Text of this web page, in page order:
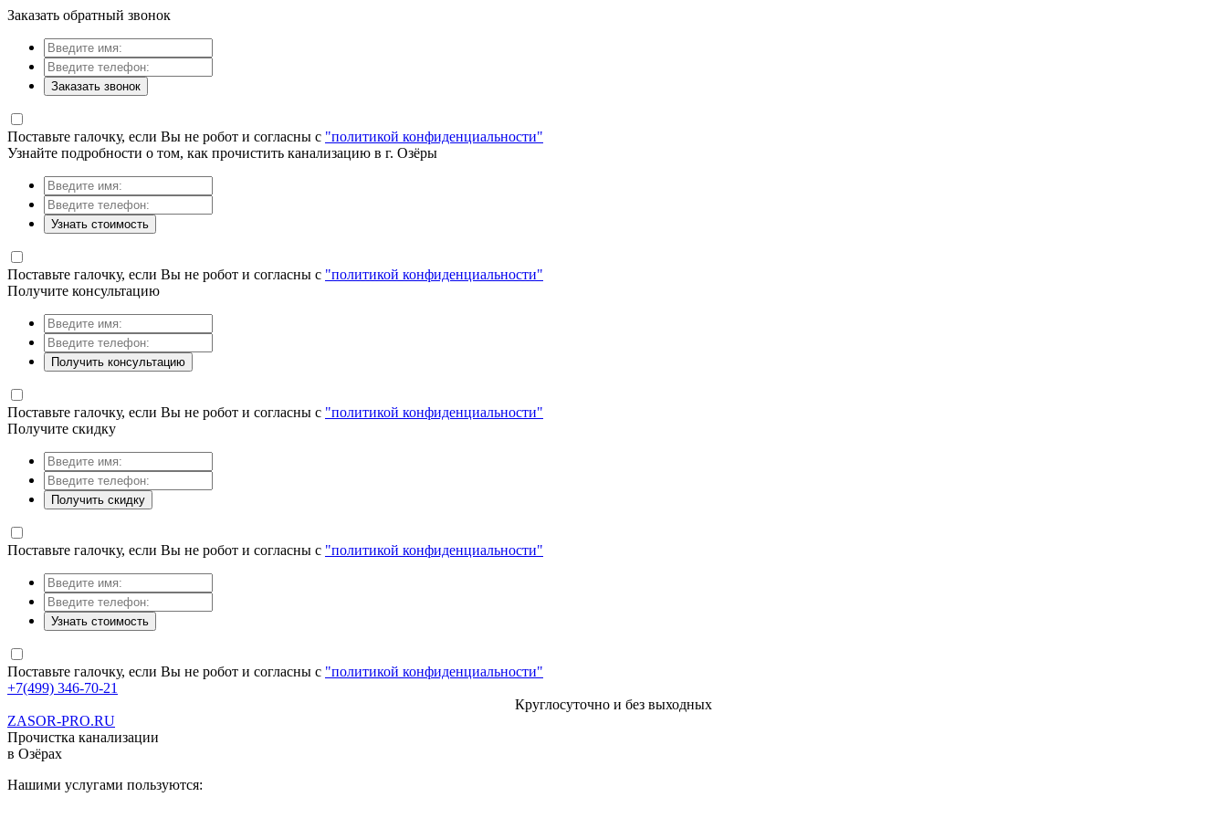
Заказать обратный звонок
Заказать звонок
Поставьте галочку, если Вы не робот и согласны с "политикой конфиденциальности"
Узнайте подробности о том, как прочистить канализацию в г. Озёры
Узнать стоимость
Поставьте галочку, если Вы не робот и согласны с "политикой конфиденциальности"
Получите консультацию
Получить консультацию
Поставьте галочку, если Вы не робот и согласны с "политикой конфиденциальности"
Получите скидку
Получить скидку
Поставьте галочку, если Вы не робот и согласны с "политикой конфиденциальности"
Узнать стоимость
Поставьте галочку, если Вы не робот и согласны с "политикой конфиденциальности"
+7(499) 346-70-21
Круглосуточно и без выходных
ZASOR-PRO.RU
Прочистка канализации
в Озёрах
Нашими услугами пользуются: